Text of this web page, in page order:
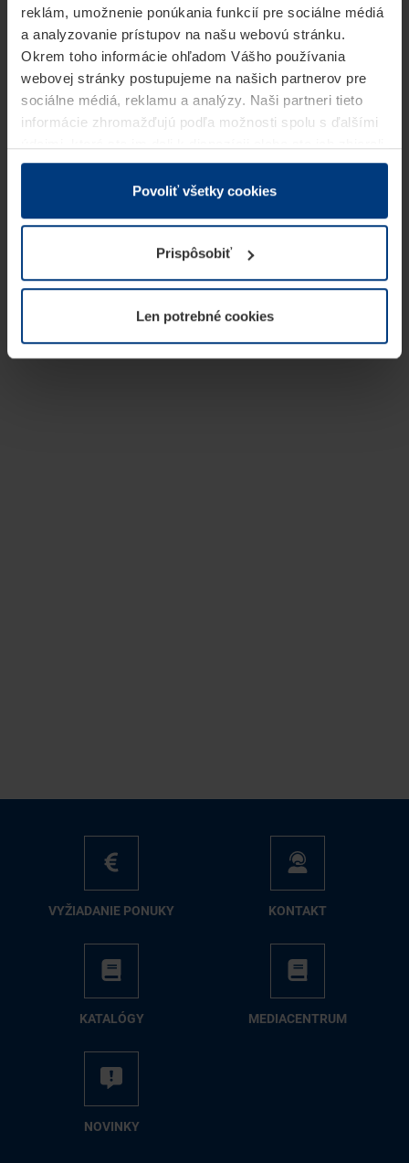
reklám, umožnenie ponúkania funkcií pre sociálne médiá
a analyzovanie prístupov na našu webovú stránku.
Okrem toho informácie ohľadom Vášho používania
webovej stránky postupujeme na našich partnerov pre
sociálne médiá, reklamu a analýzy. Naši partneri tieto
informácie zhromažďujú podľa možnosti spolu s ďalšími
v rámci Vášho využívania služieb.
Z právneho hľadiska môžeme cookies ukladať na Vašom
prevádzku tejto stránky. Pre všetky ostatné typy cookie
potrebujeme Vaše povolenie. Vaše povolenie môžete
kedykoľvek zmeniť alebo odvolať vo vysvetlení cookie
našej webovej stránky.
Povoliť všetky cookies
Prispôsobiť
Len potrebné cookies
VY­ŽIA­DA­NIE PO­NU­KY KON­TAKT
KA­TA­LÓ­GY ME­DIA­CEN­TRUM
NO­VIN­KY